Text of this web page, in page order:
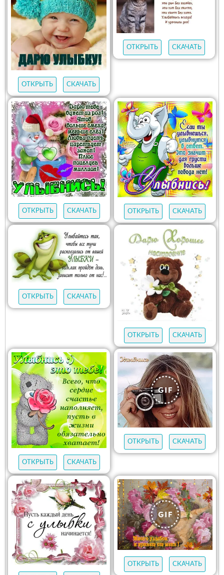
ОТКРЫТЬ СКАЧАТЬ
ОТКРЫТЬ СКАЧАТЬ
ОТКРЫТЬ СКАЧАТЬ ОТКРЫТЬ СКАЧАТЬ
ОТКРЫТЬ СКАЧАТЬ
ОТКРЫТЬ СКАЧАТЬ
ОТКРЫТЬ СКАЧАТЬ
ОТКРЫТЬ СКАЧАТЬ
ОТКРЫТЬ СКАЧАТЬ